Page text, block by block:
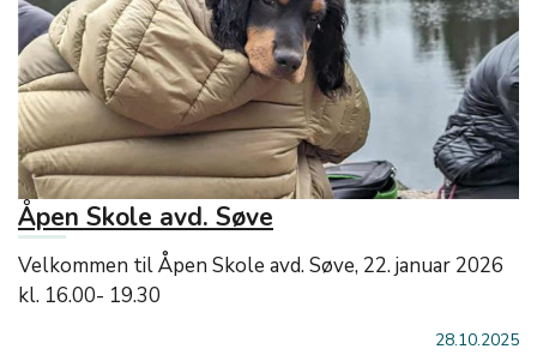
Åpen Skole avd. Søve
Velkommen til Åpen Skole avd. Søve, 22. januar 2026
kl. 16.00- 19.30
28.10.2025